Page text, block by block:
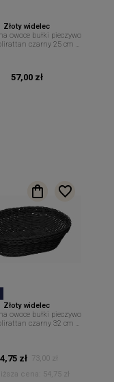
Złoty widelec
owoce bułki pieczywo
czarny 25 cm x
57,00 zł
Złoty widelec
owoce bułki pieczywo
czarny 32 cm x
zł
73,00 zł
cena:
54,75 zł